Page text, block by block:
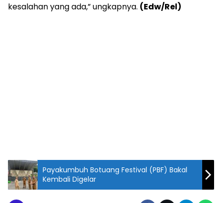
kesalahan yang ada,” ungkapnya. (Edw/Rel)
Payakumbuh Botuang Festival (PBF) Bakal
Kembali Digelar